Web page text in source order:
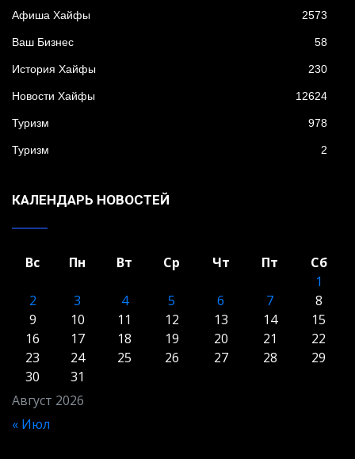
Афиша Хайфы 2573
Ваш Бизнес 58
История Хайфы 230
Новости Хайфы 12624
Туризм 978
Туризм 2
КАЛЕНДАРЬ НОВОСТЕЙ
Август 2026
Вс Пн Вт Ср Чт Пт
Сб
1
2
3 4 5 6 7
8
9
10 11 12 13 14
15
16
17 18 19 20 21
22
23
24 25 26 27 28
29
30
31
« Июл